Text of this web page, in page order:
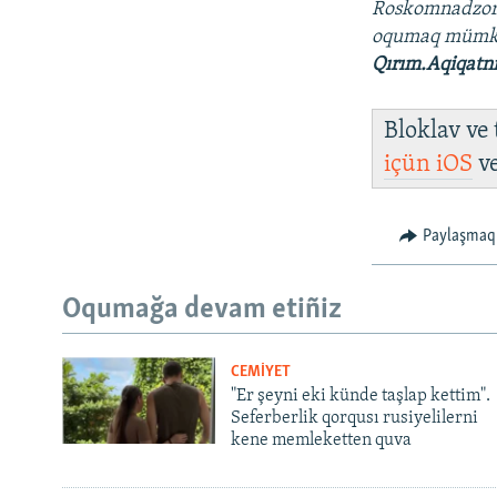
oqumaq
Bloklav ve
içüniOS
Paylaşmaq
Oqumağa devam etiñiz
CEMİYET
"Er şeyni eki künde taşlap kettim".
Seferberlik qorqusı rusiyelilerni
kene memleketten quva